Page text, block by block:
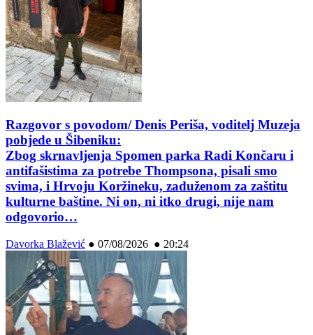
Razgovor s povodom/ Denis Periša, voditelj Muzeja
pobjede u Šibeniku:
Zbog skrnavljenja Spomen parka Radi Končaru i
antifašistima za potrebe Thompsona, pisali smo
svima, i Hrvoju Koržineku, zaduženom za zaštitu
kulturne baštine. Ni on, ni itko drugi, nije nam
odgovorio…
Davorka Blažević ● 07/08/2026 ● 20:24